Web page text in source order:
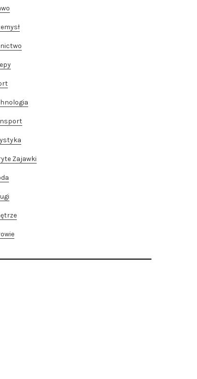
Zajawki